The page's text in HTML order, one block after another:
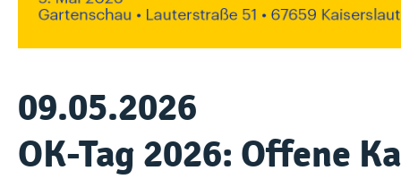
09.05.2026
OK-Tag 2026: Offene